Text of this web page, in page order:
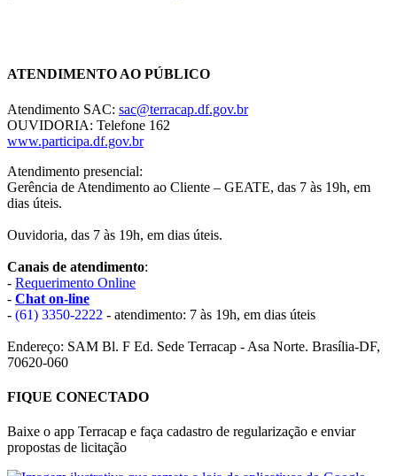
ATENDIMENTO AO PÚBLICO
Atendimento SAC: sac@terracap.df.gov.br
OUVIDORIA: Telefone 162
www.participa.df.gov.br
Atendimento presencial:
Gerência de Atendimento ao Cliente – GEATE, das 7 às 19h, em
dias úteis.
Ouvidoria, das 7 às 19h, em dias úteis.
Canais de atendimento:
- Requerimento Online
- Chat on-line
- (61) 3350-2222 - atendimento: 7 às 19h, em dias úteis
Endereço: SAM Bl. F Ed. Sede Terracap - Asa Norte. Brasília-DF,
70620-060
FIQUE CONECTADO
Baixe o app Terracap e faça cadastro de regularização e enviar
propostas de licitação